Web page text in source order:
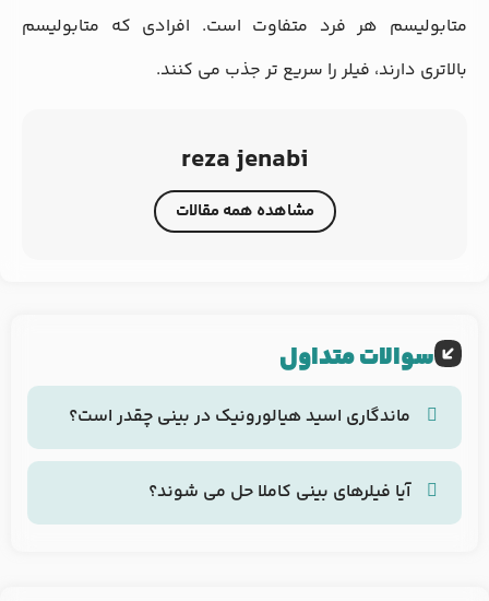
متابولیسم هر فرد متفاوت است. افرادی که متابولیسم
بالاتری دارند، فیلر را سریع ‌تر جذب می‌ کنند.
reza jenabi
مشاهده همه مقالات
سوالات متداول
ماندگاری اسید هیالورونیک در بینی چقدر است؟
مدت اثر: به طور معمول، اثرات بین 9-12 ماه طول می
آیا فیلرهای بینی کاملا حل می شوند؟